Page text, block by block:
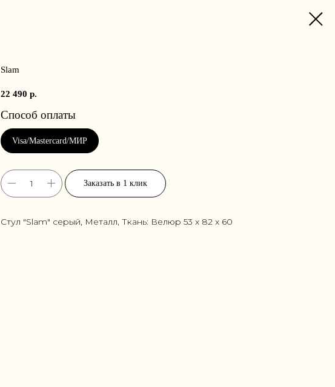
Slam
22 490 р.
Заказать в 1 клик
Стул "Slam" серый, Металл, Ткань: Велюр 53 x 82 x 60